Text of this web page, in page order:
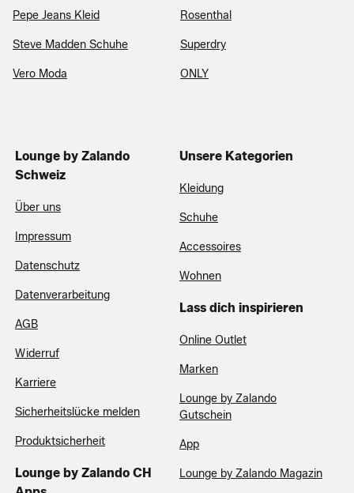
Pepe Jeans Kleid Rosenthal
Steve Madden Schuhe Superdry
Vero Moda ONLY
Lounge by Zalando
Schweiz
Über uns
Impressum
Datenschutz
Datenverarbeitung
AGB
Widerruf
Karriere
Sicherheitslücke melden
Produktsicherheit
Lounge by Zalando CH
Unsere Kategorien
Kleidung
Schuhe
Accessoires
Wohnen
Lass dich inspirieren
Online Outlet
Marken
Lounge by Zalando
Gutschein
App
Lounge by Zalando Magazin